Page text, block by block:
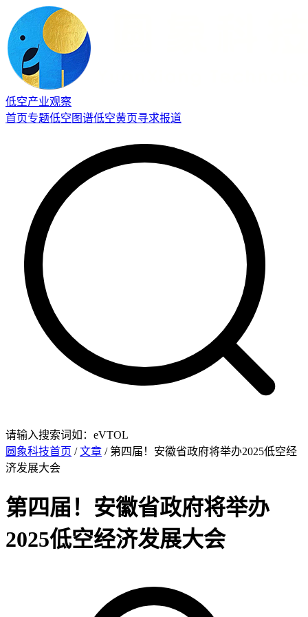
低空产业观察
首页专题低空图谱低空黄页寻求报道
请输入搜索词如：eVTOL
圆象科技首页 /文章 / 第四届！安徽省政府将举办2025低空经
济发展大会
第四届！安徽省政府将举办
2025低空经济发展大会